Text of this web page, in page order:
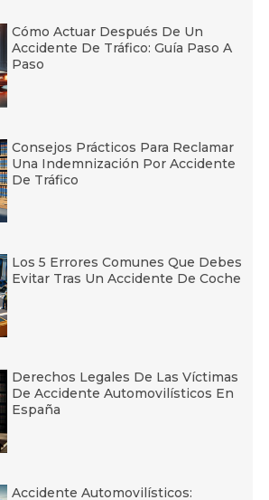
Cómo Actuar Después De Un
Accidente De Tráfico: Guía Paso A
Paso
Consejos Prácticos Para Reclamar
Una Indemnización Por Accidente
De Tráfico
Los 5 Errores Comunes Que Debes
Evitar Tras Un Accidente De Coche
Derechos Legales De Las Víctimas
De Accidente Automovilísticos En
España
Accidente Automovilísticos: